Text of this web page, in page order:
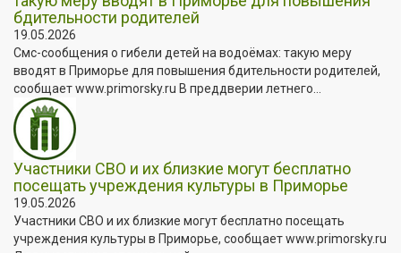
бдительности родителей
19.05.2026
Смс-сообщения о гибели детей на водоёмах: такую меру
вводят в Приморье для повышения бдительности родителей,
сообщает www.primorsky.ru В преддверии летнего...
Участники СВО и их близкие могут бесплатно
посещать учреждения культуры в Приморье
19.05.2026
Участники СВО и их близкие могут бесплатно посещать
учреждения культуры в Приморье, сообщает www.primorsky.ru